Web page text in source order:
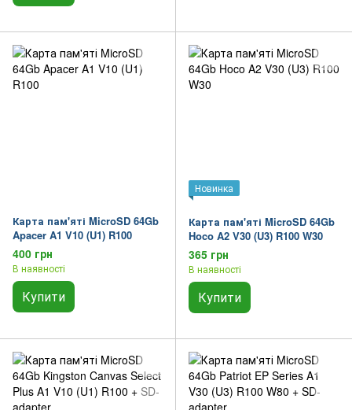
Карта пам'яті MicroSD 64Gb
Apacer A1 V10 (U1) R100
400 грн
В наявності
Купити
Новинка
Карта пам'яті MicroSD 64Gb
Hoco A2 V30 (U3) R100 W30
365 грн
В наявності
Купити